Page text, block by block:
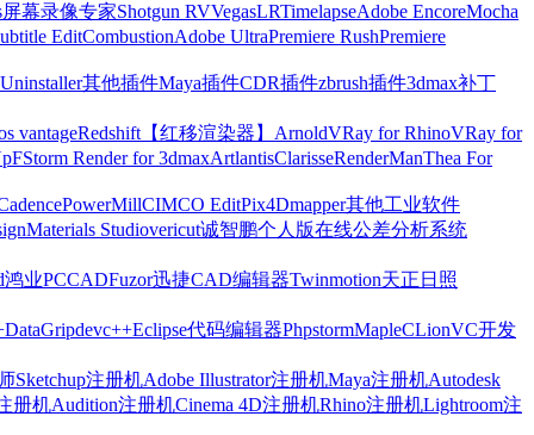
屏幕录像专家Shotgun RVVegasLRTimelapseAdobe EncoreMocha
EditCombustionAdobe UltraPremiere RushPremiere
其他插件Maya插件CDR插件zbrush插件3dmax补丁
vantageRedshift【红移渲染器】 ArnoldVRay for RhinoVRay for
FStorm Render for 3dmaxArtlantisClarisseRenderManThea For
PowerMillCIMCO EditPix4Dmapper其他工业软件
Materials Studiovericut诚智鹏个人版在线公差分析系统
鸿业PCCADFuzor迅捷CAD编辑器Twinmotion天正日照
DataGripdevc++Eclipse代码编辑器PhpstormMapleCLionVC开发
Sketchup注册机Adobe Illustrator注册机Maya注册机Autodesk
册机Audition注册机Cinema 4D注册机Rhino注册机Lightroom注